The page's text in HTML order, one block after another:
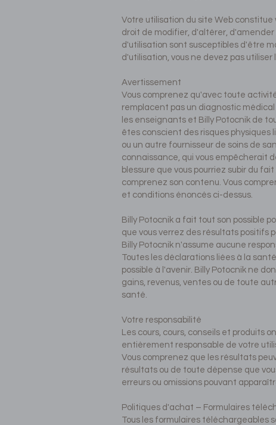
Votre utilisation du site Web
droit de modifier, d'altérer,
d'utilisation sont susceptibles d'être
d'utilisation, vous ne devez pas
Avertissement
Vous comprenez qu'avec toute
remplacent pas un diagnostic
les enseignants et Billy Potocnik de
êtes conscient des risques
ou un autre fournisseur de soins de
connaissance, qui vous empêcherait
blessure que vous pourriez subir du
comprenez son contenu. Vous
et conditions énoncés ci-dessus.
Billy Potocnik a fait tout son possible
que vous verrez des résultats positifs
Billy Potocnik n'assume aucune
Toutes les déclarations liées à la
possible à l'avenir. Billy Potocnik ne
gains, revenus, ventes ou de toute
santé.
Votre responsabilité
Les cours, cours, conseils et produits
entièrement responsable de votre
Vous comprenez que les résultats
résultats ou de toute dépense que
erreurs ou omissions pouvant
Politiques d'achat – Formulaires
Tous les formulaires téléchargeables